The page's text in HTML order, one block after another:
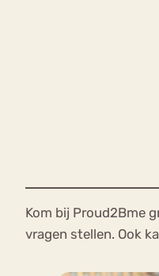
Kom bij Proud2Bme
vragen stellen. Ook